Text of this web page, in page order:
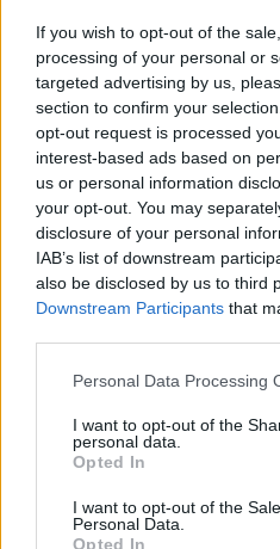
If you wish to opt-out of the
processing of your personal or
targeted advertising by us,
section to confirm your
opt-out request is processed
interest-based ads based on
us or personal information
your opt-out. You may
disclosure of your personal
IAB’s list of downstream
also be disclosed by us to third
Downstream Participants that
Personal Data Processing
I want to opt-out of the
personal data.
Opted In
I want to opt-out of the
Personal Data.
Opted In
Homem procurado na Moldova
detido em Reguengos de
Um homem de 31 anos foi detido
6 Agosto, 2026 - 11:33